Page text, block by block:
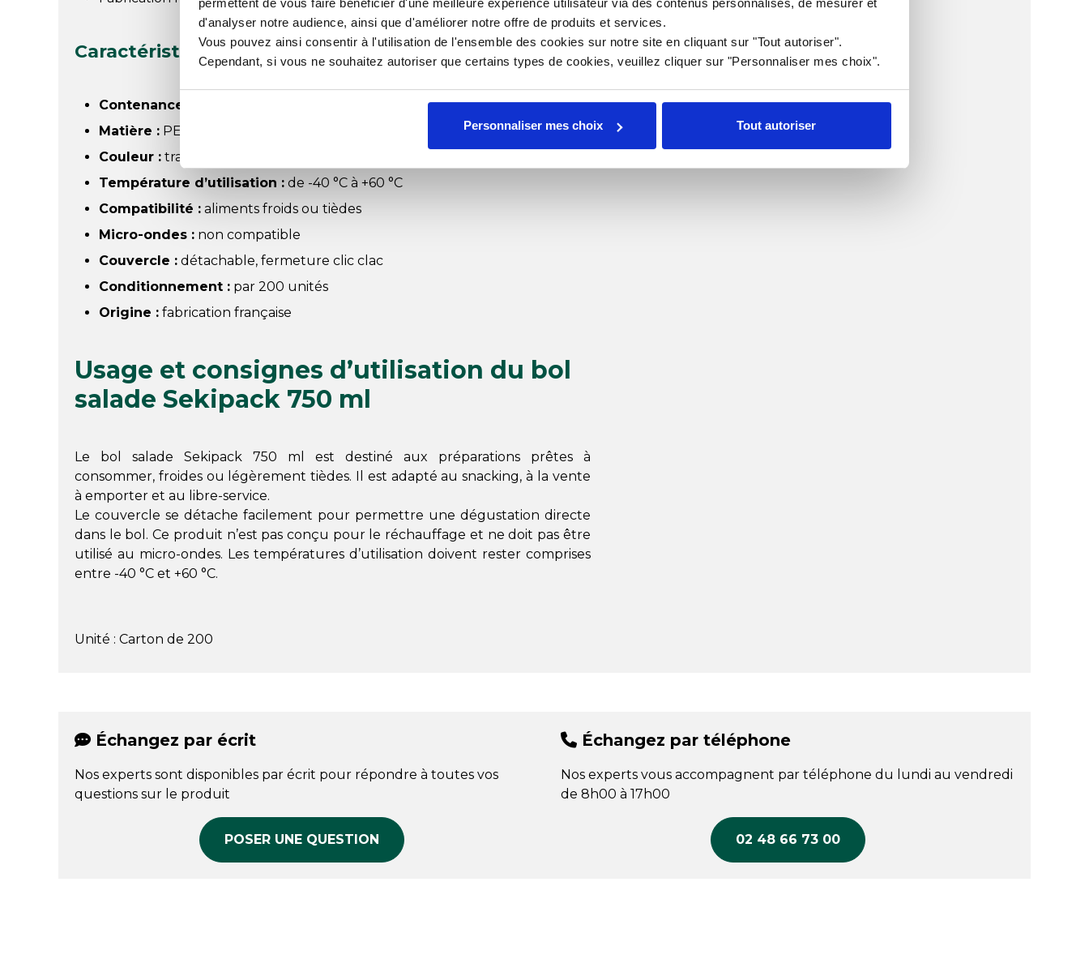
permettent de vous faire bénéficier d'une meilleure expérience utilisateur via des contenus personnalisés, de mesurer et
d'analyser notre audience, ainsi que d'améliorer notre offre de produits et services.
Vous pouvez ainsi consentir à l'utilisation de l'ensemble des cookies sur notre site en cliquant sur "Tout autoriser".
Cependant, si vous ne souhaitez autoriser que certains types de cookies, veuillez cliquer sur "Personnaliser mes choix".
Personnaliser mes choix Tout autoriser
Caractéristiques du bol salade Sekipack 750 ml
Contenance :
Matière : PET / rPET
Couleur : transparent
Température d’utilisation : de -40 °C à +60 °C
Compatibilité : aliments froids ou tièdes
Micro-ondes : non compatible
Couvercle : détachable, fermeture clic clac
Conditionnement : par 200 unités
Origine : fabrication française
Usage et consignes d’utilisation du bol
salade Sekipack 750 ml
Le bol salade Sekipack 750 ml est destiné aux préparations prêtes à
consommer, froides ou légèrement tièdes. Il est adapté au snacking, à la vente
à emporter et au libre-service.
Le couvercle se détache facilement pour permettre une dégustation directe
dans le bol. Ce produit n’est pas conçu pour le réchauffage et ne doit pas être
utilisé au micro-ondes. Les températures d’utilisation doivent rester comprises
entre -40 °C et +60 °C.
Unité : Carton de 200
Échangez par écrit
Nos experts sont disponibles par écrit pour répondre à toutes vos
questions sur le produit
POSER UNE QUESTION
Échangez par téléphone
Nos experts vous accompagnent par téléphone du lundi au vendredi
de 8h00 à 17h00
02 48 66 73 00